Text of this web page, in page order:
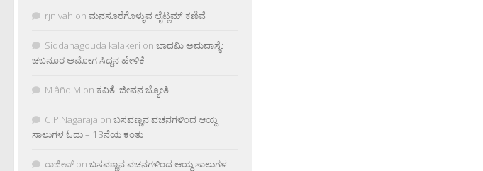
rjnivah on ಮನಸೂರೆಗೊಳ್ಳುವ ಲೈಟ್ಲಮ್ ಕಣಿವೆ
Siddanagouda kalakeri on ಬಾದಮಿ ಅಮವಾಸ್ಯೆ:
ಚಬನೂರ ಅಮೋಗ ಸಿದ್ದನ ಹೇಳಿಕೆ
M âñd M on ಕವಿತೆ: ಜೀವನ ಜ್ಯೋತಿ
C.P.Nagaraja on ಬಸವಣ್ಣನ ವಚನಗಳಿಂದ ಆಯ್ದ
ಸಾಲುಗಳ ಓದು – 13ನೆಯ ಕಂತು
ರಾಜೀವ್ on ಬಸವಣ್ಣನ ವಚನಗಳಿಂದ ಆಯ್ದ ಸಾಲುಗಳ